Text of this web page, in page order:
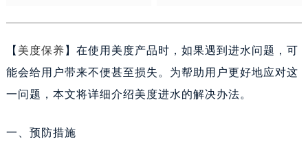
【 美度保养 】在使用美度产品时，如果遇到进水问题，可
能会给用户带来不便甚至损失。为帮助用户更好地应对这
一问题，本文将详细介绍美度进水的解决办法。
一、预防措施